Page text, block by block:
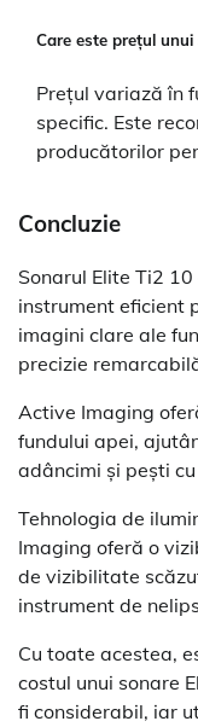
Care este prețul
Prețul variază în
specific. Este
producătorilor
Concluzie
Sonarul Elite Ti2
instrument eficient
imagini clare ale
precizie
Active Imaging
fundului apei,
adâncimi și pești
Tehnologia de
Imaging oferă o
de vizibilitate
instrument de
Cu toate acestea,
costul unui sonare
fi considerabil, iar